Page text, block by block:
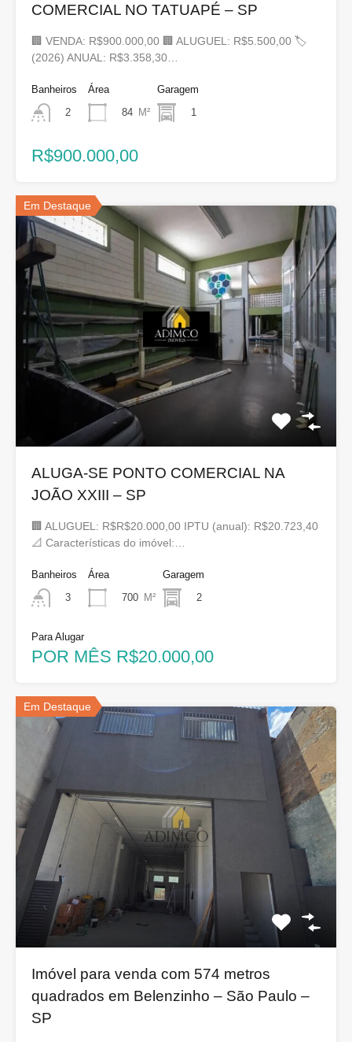
COMERCIAL NO TATUAPÉ – SP
🏢 VENDA: R$900.000,00 🏢 ALUGUEL: R$5.500,00 🏷
(2026) ANUAL: R$3.358,30…
Banheiros
2
Área
84 M²
Garagem
1
R$900.000,00
Em Destaque
ALUGA-SE PONTO COMERCIAL NA
JOÃO XXIII – SP
🏢 ALUGUEL: R$R$20.000,00 IPTU (anual): R$20.723,40
📐 Características do imóvel:…
Banheiros
3
Área
700 M²
Garagem
2
Para Alugar
POR MÊS R$20.000,00
Em Destaque
Imóvel para venda com 574 metros
quadrados em Belenzinho – São Paulo –
SP